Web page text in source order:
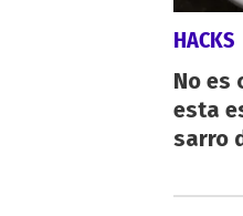
HACKS
No es
esta
sarro